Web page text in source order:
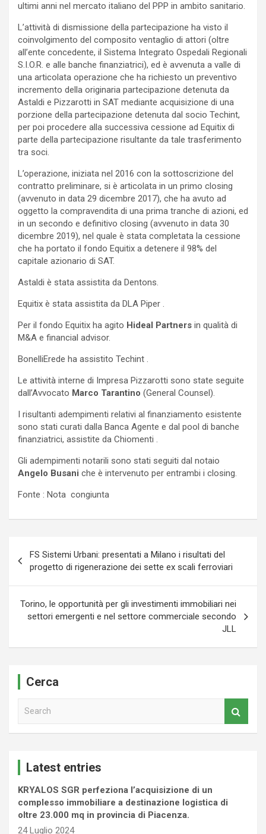
ultimi anni nel mercato italiano del PPP in ambito sanitario.
L’attività di dismissione della partecipazione ha visto il
coinvolgimento del composito ventaglio di attori (oltre
all’ente concedente, il Sistema Integrato Ospedali Regionali
S.I.O.R. e alle banche finanziatrici), ed è avvenuta a valle di
una articolata operazione che ha richiesto un preventivo
incremento della originaria partecipazione detenuta da
Astaldi e Pizzarotti in SAT mediante acquisizione di una
porzione della partecipazione detenuta dal socio Techint,
per poi procedere alla successiva cessione ad Equitix di
parte della partecipazione risultante da tale trasferimento
tra soci.
L’operazione, iniziata nel 2016 con la sottoscrizione del
contratto preliminare, si è articolata in un primo closing
(avvenuto in data 29 dicembre 2017), che ha avuto ad
oggetto la compravendita di una prima tranche di azioni, ed
in un secondo e definitivo closing (avvenuto in data 30
dicembre 2019), nel quale è stata completata la cessione
che ha portato il fondo Equitix a detenere il 98% del
capitale azionario di SAT.
Astaldi è stata assistita da Dentons.
Equitix è stata assistita da DLA Piper .
Per il fondo Equitix ha agito Hideal Partners in qualità di
M&A e financial advisor.
BonelliErede ha assistito Techint .
Le attività interne di Impresa Pizzarotti sono state seguite
dall’Avvocato Marco Tarantino (General Counsel).
I risultanti adempimenti relativi al finanziamento esistente
sono stati curati dalla Banca Agente e dal pool di banche
finanziatrici, assistite da Chiomenti .
Gli adempimenti notarili sono stati seguiti dal notaio
Angelo Busani che è intervenuto per entrambi i closing.
Fonte : Nota congiunta
articoli
FS Sistemi Urbani: presentati a Milano i risultati del
progetto di rigenerazione dei sette ex scali ferroviari
Torino, le opportunità per gli investimenti immobiliari nei
settori emergenti e nel settore commerciale secondo
JLL
Cerca
Latest entries
KRYALOS SGR perfeziona l’acquisizione di un
complesso immobiliare a destinazione logistica di
oltre 23.000 mq in provincia di Piacenza.
24 Luglio 2024